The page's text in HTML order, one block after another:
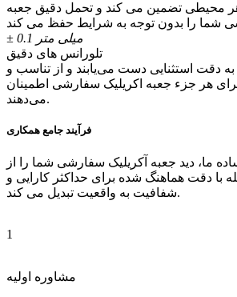
هر محیطی تضمین می کند و تحمل دقیق جعبه
± 0.1 میلی متر
تلورانس های دقیق
به دقت استثنایی دست می‌یابند و از تناسب و
هر جزء جعبه اکریلیک سفارشی اطمینان
می‌دهند.
فرآیند جامع همکاری
ما، دید جعبه آکریلیک سفارشی شما را از
دقت هماهنگ شده برای حداکثر کارایی و
شفافیت به واقعیت تبدیل می کند.
1
مشاوره اولیه